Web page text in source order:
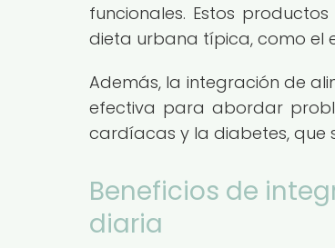
funcionales. Estos
dieta urbana típica, como el
Además, la integración de
efectiva para abordar
cardíacas y la diabetes, que
Beneficios de
diaria